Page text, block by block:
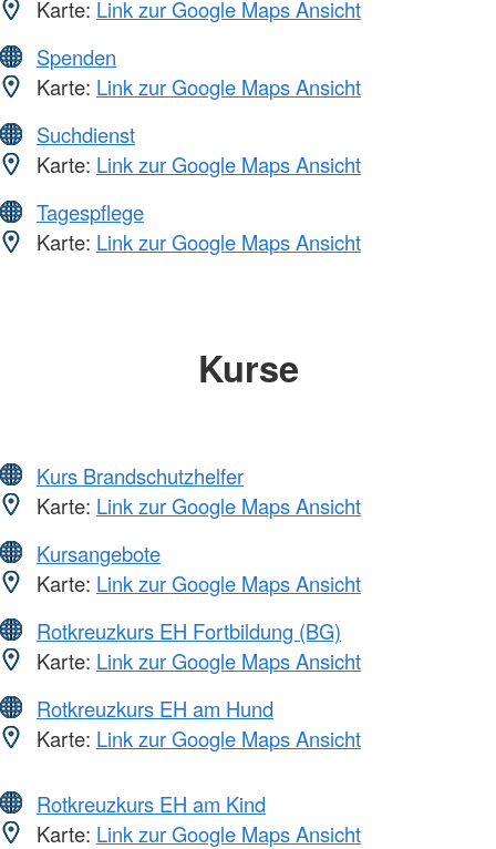
Karte: Link zur Google Maps Ansicht
Spenden
Karte: Link zur Google Maps Ansicht
Suchdienst
Karte: Link zur Google Maps Ansicht
Tagespflege
Karte: Link zur Google Maps Ansicht
Kurse
Kurs Brandschutzhelfer
Karte: Link zur Google Maps Ansicht
Kursangebote
Karte: Link zur Google Maps Ansicht
Rotkreuzkurs EH Fortbildung (BG)
Karte: Link zur Google Maps Ansicht
Rotkreuzkurs EH am Hund
Karte: Link zur Google Maps Ansicht
Rotkreuzkurs EH am Kind
Karte: Link zur Google Maps Ansicht